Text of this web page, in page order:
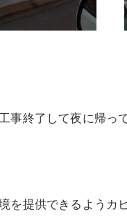
終了して夜に帰っ
提供できるようカ